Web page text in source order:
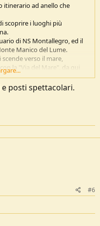
itinerario ad anello che
scoprire i luoghi più
di NS Montallegro, ed il
Manico del Lume.
verso il mare,
la "Via del Mare", da qui
di San Fruttuoso di
meta molto affollata in
o eventualmente andarci
sali e scendi tutta la costa
Santa Margherita,
aperto, con stufa,
elettronica della porta tramite
posti spettacolari.
#6